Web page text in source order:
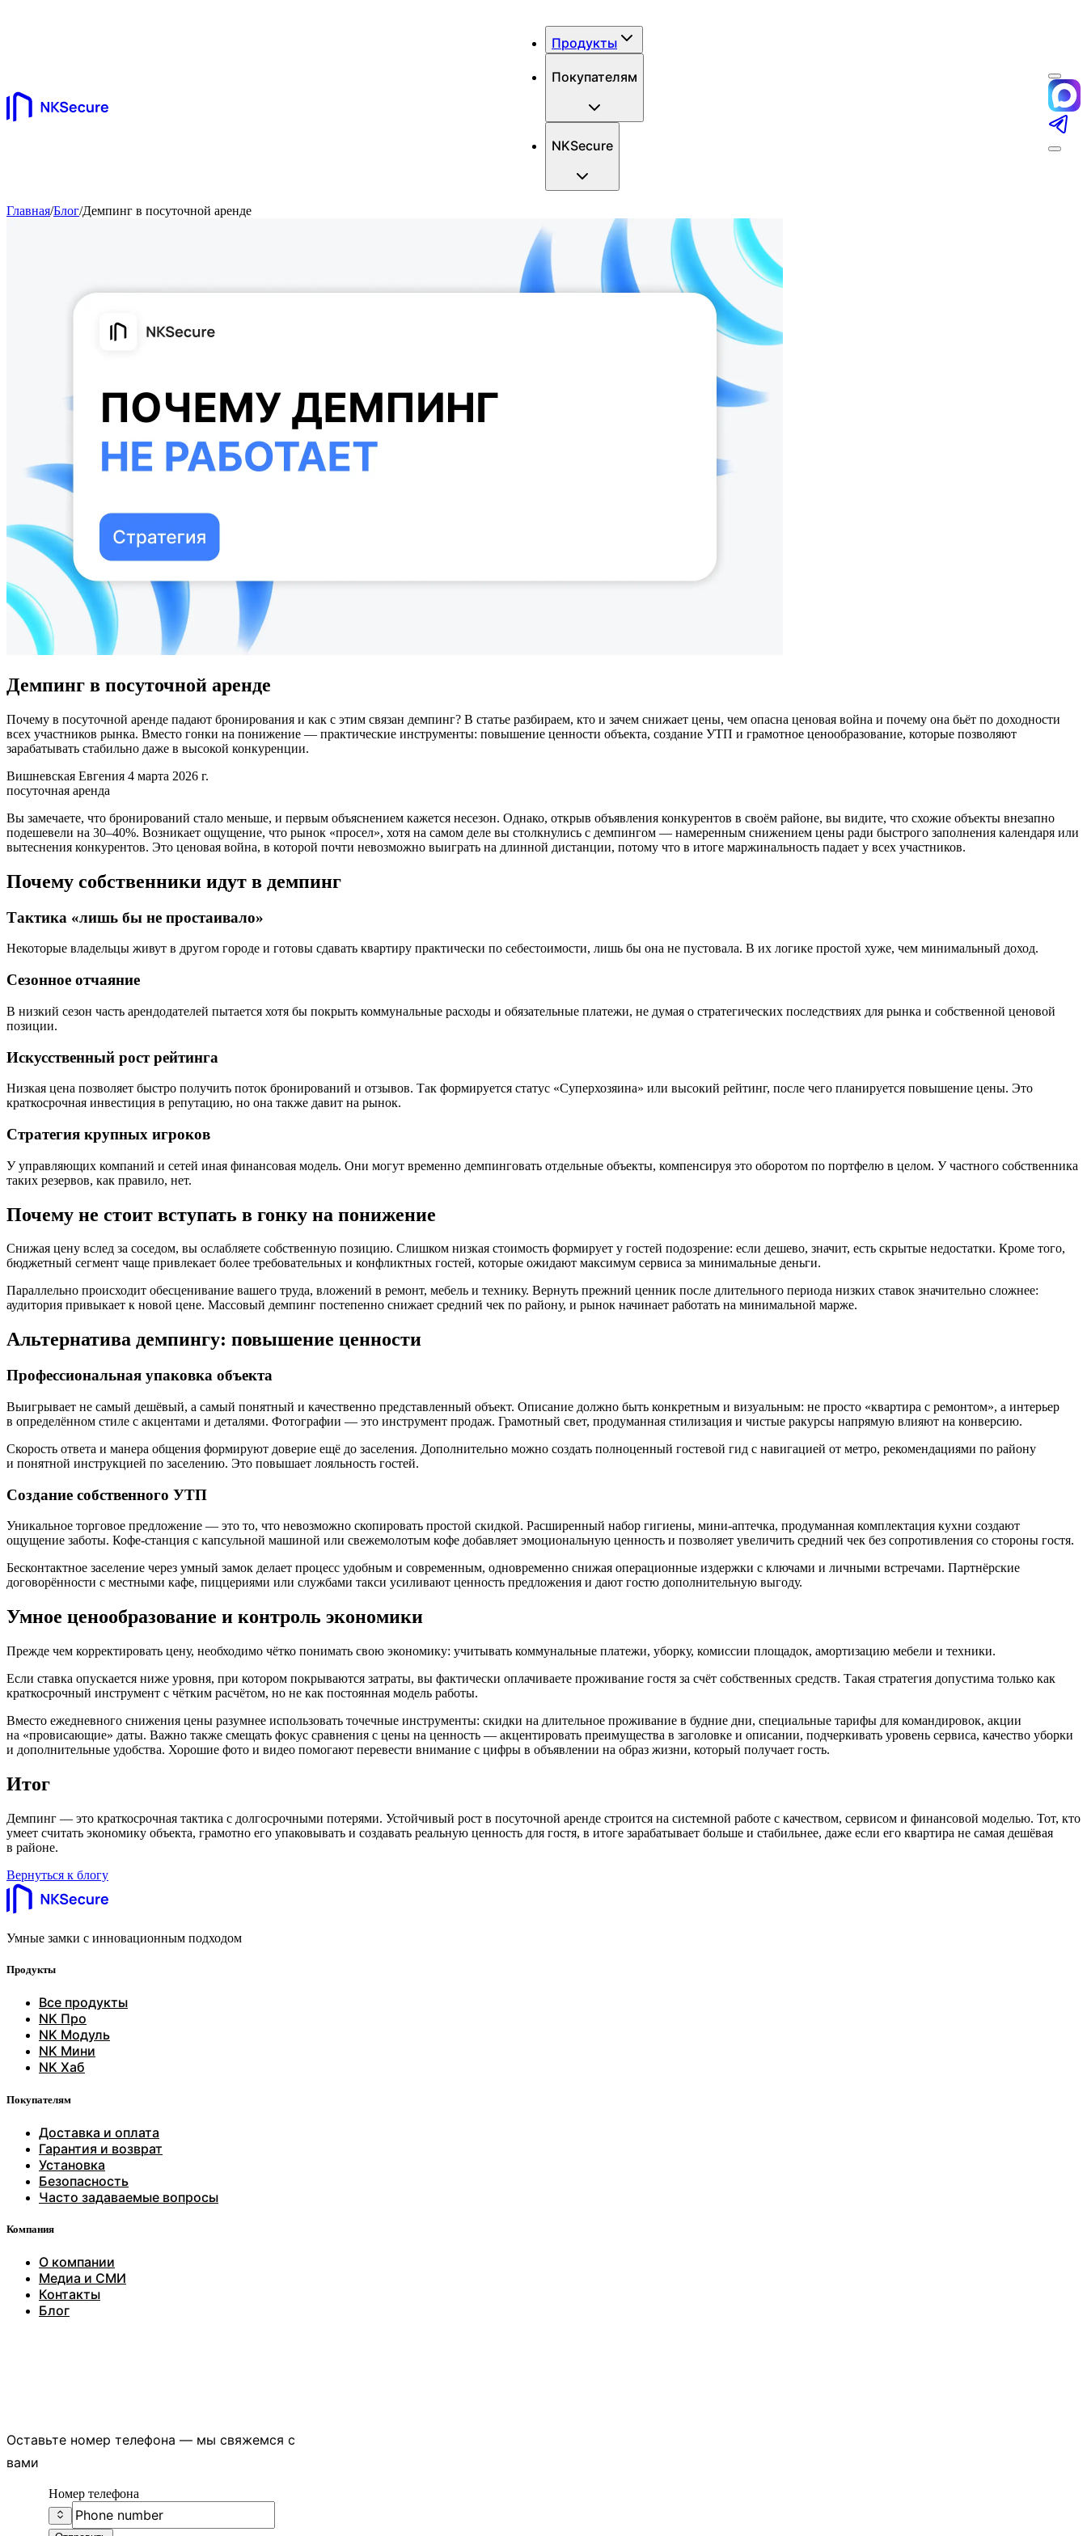
Продукты
Покупателям
NKSecure
Главная/Блог/Демпинг в посуточной аренде
Демпинг в посуточной аренде
Почему в посуточной аренде падают бронирования и как с этим связан демпинг? В статье разбираем, кто и зачем снижает цены, чем опасна ценовая война и почему она бьёт по доходности
всех участников рынка. Вместо гонки на понижение — практические инструменты: повышение ценности объекта, создание УТП и грамотное ценообразование, которые позволяют
зарабатывать стабильно даже в высокой конкуренции.
Вишневская Евгения 4 марта 2026 г.
посуточная аренда
Вы замечаете, что бронирований стало меньше, и первым объяснением кажется несезон. Однако, открыв объявления конкурентов в своём районе, вы видите, что схожие объекты внезапно
подешевели на 30–40%. Возникает ощущение, что рынок «просел», хотя на самом деле вы столкнулись с демпингом — намеренным снижением цены ради быстрого заполнения календаря или
вытеснения конкурентов. Это ценовая война, в которой почти невозможно выиграть на длинной дистанции, потому что в итоге маржинальность падает у всех участников.
Почему собственники идут в демпинг
Тактика «лишь бы не простаивало»
Некоторые владельцы живут в другом городе и готовы сдавать квартиру практически по себестоимости, лишь бы она не пустовала. В их логике простой хуже, чем минимальный доход.
Сезонное отчаяние
В низкий сезон часть арендодателей пытается хотя бы покрыть коммунальные расходы и обязательные платежи, не думая о стратегических последствиях для рынка и собственной ценовой
позиции.
Искусственный рост рейтинга
Низкая цена позволяет быстро получить поток бронирований и отзывов. Так формируется статус «Суперхозяина» или высокий рейтинг, после чего планируется повышение цены. Это
краткосрочная инвестиция в репутацию, но она также давит на рынок.
Стратегия крупных игроков
У управляющих компаний и сетей иная финансовая модель. Они могут временно демпинговать отдельные объекты, компенсируя это оборотом по портфелю в целом. У частного собственника
таких резервов, как правило, нет.
Почему не стоит вступать в гонку на понижение
Снижая цену вслед за соседом, вы ослабляете собственную позицию. Слишком низкая стоимость формирует у гостей подозрение: если дешево, значит, есть скрытые недостатки. Кроме того,
бюджетный сегмент чаще привлекает более требовательных и конфликтных гостей, которые ожидают максимум сервиса за минимальные деньги.
Параллельно происходит обесценивание вашего труда, вложений в ремонт, мебель и технику. Вернуть прежний ценник после длительного периода низких ставок значительно сложнее:
аудитория привыкает к новой цене. Массовый демпинг постепенно снижает средний чек по району, и рынок начинает работать на минимальной марже.
Альтернатива демпингу: повышение ценности
Профессиональная упаковка объекта
Выигрывает не самый дешёвый, а самый понятный и качественно представленный объект. Описание должно быть конкретным и визуальным: не просто «квартира с ремонтом», а интерьер
в определённом стиле с акцентами и деталями. Фотографии — это инструмент продаж. Грамотный свет, продуманная стилизация и чистые ракурсы напрямую влияют на конверсию.
Скорость ответа и манера общения формируют доверие ещё до заселения. Дополнительно можно создать полноценный гостевой гид с навигацией от метро, рекомендациями по району
и понятной инструкцией по заселению. Это повышает лояльность гостей.
Создание собственного УТП
Уникальное торговое предложение — это то, что невозможно скопировать простой скидкой. Расширенный набор гигиены, мини-аптечка, продуманная комплектация кухни создают
ощущение заботы. Кофе-станция с капсульной машиной или свежемолотым кофе добавляет эмоциональную ценность и позволяет увеличить средний чек без сопротивления со стороны гостя.
Бесконтактное заселение через умный замок делает процесс удобным и современным, одновременно снижая операционные издержки с ключами и личными встречами. Партнёрские
договорённости с местными кафе, пиццериями или службами такси усиливают ценность предложения и дают гостю дополнительную выгоду.
Умное ценообразование и контроль экономики
Прежде чем корректировать цену, необходимо чётко понимать свою экономику: учитывать коммунальные платежи, уборку, комиссии площадок, амортизацию мебели и техники.
Если ставка опускается ниже уровня, при котором покрываются затраты, вы фактически оплачиваете проживание гостя за счёт собственных средств. Такая стратегия допустима только как
краткосрочный инструмент с чётким расчётом, но не как постоянная модель работы.
Вместо ежедневного снижения цены разумнее использовать точечные инструменты: скидки на длительное проживание в будние дни, специальные тарифы для командировок, акции
на «провисающие» даты. Важно также смещать фокус сравнения с цены на ценность — акцентировать преимущества в заголовке и описании, подчеркивать уровень сервиса, качество уборки
и дополнительные удобства. Хорошие фото и видео помогают перевести внимание с цифры в объявлении на образ жизни, который получает гость.
Итог
Демпинг — это краткосрочная тактика с долгосрочными потерями. Устойчивый рост в посуточной аренде строится на системной работе с качеством, сервисом и финансовой моделью. Тот, кто
умеет считать экономику объекта, грамотно его упаковывать и создавать реальную ценность для гостя, в итоге зарабатывает больше и стабильнее, даже если его квартира не самая дешёвая
в районе.
Вернуться к блогу
Умные замки с инновационным подходом
Продукты
Все продукты
NK Про
NK Модуль
NK Мини
NK Хаб
Покупателям
Доставка и оплата
Гарантия и возврат
Установка
Безопасность
Часто задаваемые вопросы
Компания
О компании
Медиа и СМИ
Контакты
Блог
Оставьте номер телефона — мы свяжемся с
вами
Номер телефона